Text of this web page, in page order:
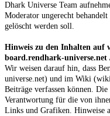
Dhark Universe Team
Moderator ungerecht
gelöscht werden soll.
Hinweis zu den Inhalten auf
board.rendhark-
Wir weisen darauf hin, dass
universe.net) und im Wiki
Beiträge verfassen können.
Verantwortung für die von
Links und Grafiken. Hinweise